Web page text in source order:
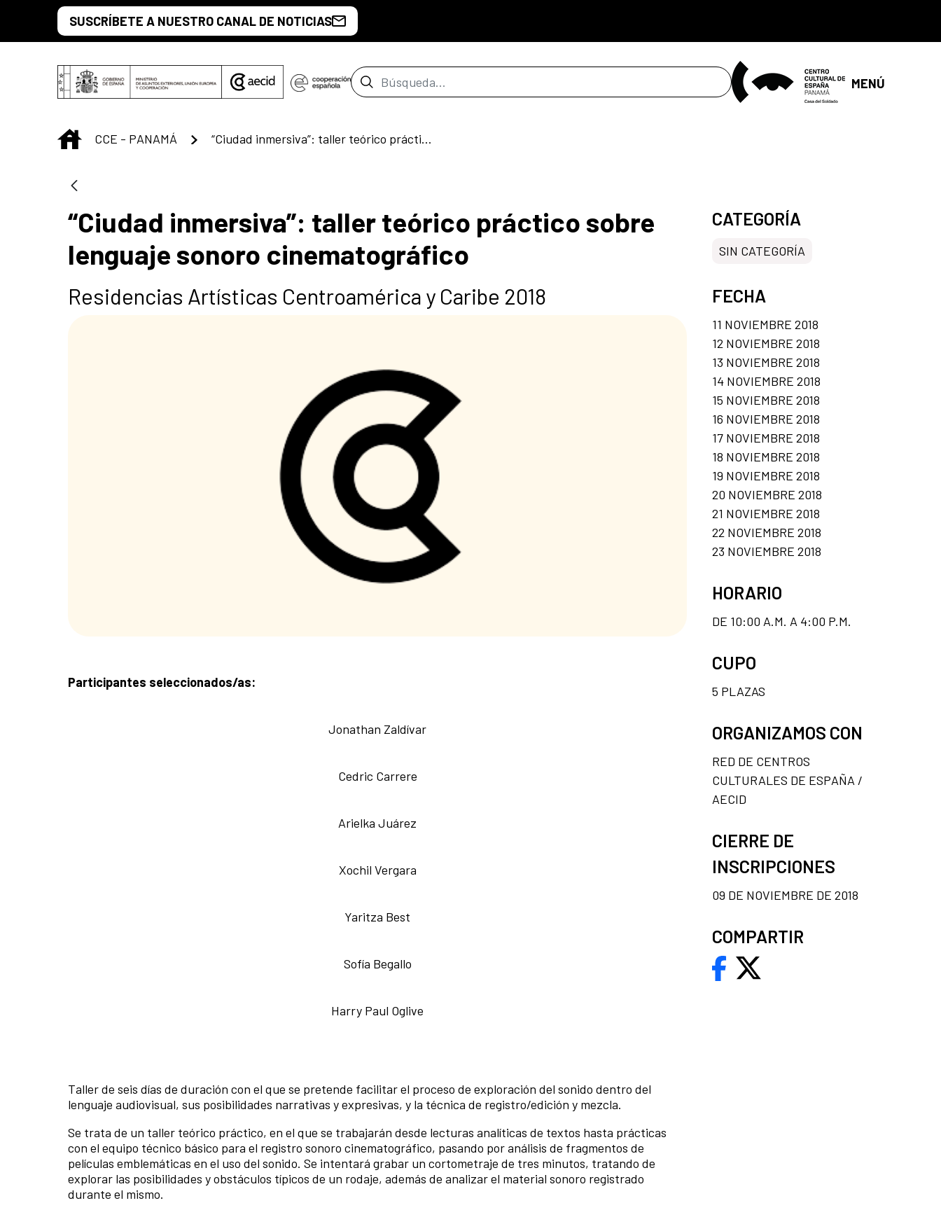
Saltar al contenido principal
SUSCRÍBETE A NUESTRO CANAL DE NOTICIAS
Barra de búsqueda MENÚ
INICIO
CCE - PANAMÁ “Ciudad inmersiva”: taller teórico práctico sobre lenguaje sonoro cinematográfico
“Ciudad inmersiva”: taller teórico práctico sobre
lenguaje sonoro cinematográfico
Residencias Artísticas Centroamérica y Caribe 2018
Participantes seleccionados/as:
Jonathan Zaldívar
Cedric Carrere
Arielka Juárez
Xochil Vergara
Yaritza Best
Sofía Begallo
Harry Paul Oglive
Taller de seis días de duración con el que se pretende facilitar el proceso de exploración del sonido dentro del
lenguaje audiovisual, sus posibilidades narrativas y expresivas, y la técnica de registro/edición y mezcla.
Se trata de un taller teórico práctico, en el que se trabajarán desde lecturas analíticas de textos hasta prácticas
con el equipo técnico básico para el registro sonoro cinematográfico, pasando por análisis de fragmentos de
películas emblemáticas en el uso del sonido. Se intentará grabar un cortometraje de tres minutos, tratando de
explorar las posibilidades y obstáculos típicos de un rodaje, además de analizar el material sonoro registrado
durante el mismo.
CATEGORÍA
SIN CATEGORÍA
FECHA
11 NOVIEMBRE 2018
12 NOVIEMBRE 2018
13 NOVIEMBRE 2018
14 NOVIEMBRE 2018
15 NOVIEMBRE 2018
16 NOVIEMBRE 2018
17 NOVIEMBRE 2018
18 NOVIEMBRE 2018
19 NOVIEMBRE 2018
20 NOVIEMBRE 2018
21 NOVIEMBRE 2018
22 NOVIEMBRE 2018
23 NOVIEMBRE 2018
HORARIO
DE 10:00 A.M. A 4:00 P.M.
CUPO
5 PLAZAS
ORGANIZAMOS CON
RED DE CENTROS
CULTURALES DE ESPAÑA /
AECID
CIERRE DE
INSCRIPCIONES
09 DE NOVIEMBRE DE 2018
COMPARTIR